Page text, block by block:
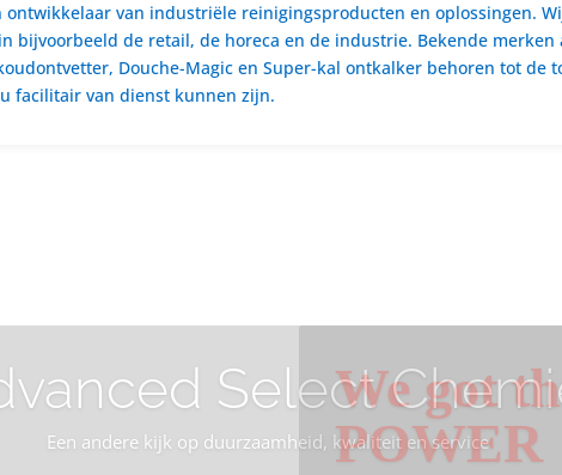
ontwikkelaar van industriële reinigingsproducten en oplossingen.
bijvoorbeeld de retail, de horeca en de industrie. Bekende
Douche-Magic en Super-kal ontkalker behoren tot de
facilitair van dienst kunnen zijn.
Select
Een andere kijk op duurzaamheid, kwaliteit en service
We got
POWER